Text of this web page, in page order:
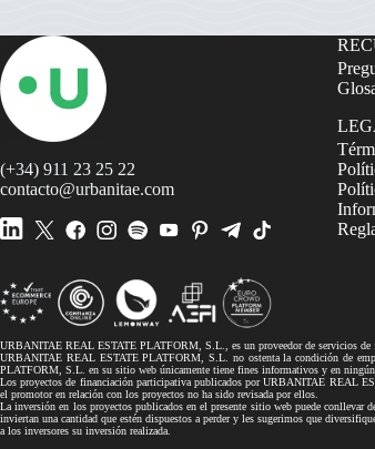
(+34) 911 23 25 22
contacto@urbanitae.com
URBANITAE REAL ESTATE PLATFORM, S.L., es un proveedor de servicios de
URBANITAE REAL ESTATE PLATFORM, S.L. no ostenta la condición de
PLATFORM, S.L. en su sitio web únicamente tiene fines informativos y en ningún
Los proyectos de financiación participativa publicados por URBANITAE REAL
el promotor en relación con los proyectos no ha sido revisada por ellos.
La inversión en los proyectos publicados en el presente sitio web puede
inviertan una cantidad que estén dispuestos a perder y les sugerimos que
a los inversores su inversión realizada.